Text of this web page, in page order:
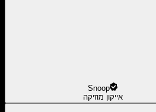
Snoop
אייקון מוזיקה